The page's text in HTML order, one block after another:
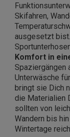
Skifahren,
ausgesetzt
Komfort in
Spaziergängen
Unterwäsche
bringt sie Dich
die Materialien
sollten von
Wandern bis
Wintertage